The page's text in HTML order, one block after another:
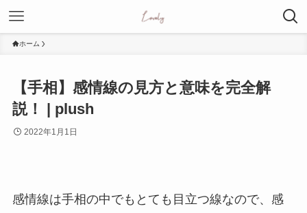
ホーム
【手相】感情線の見方と意味を完全解
説！ | plush
2022年1月1日
感情線は手相の中でもとても目立つ線なので、感